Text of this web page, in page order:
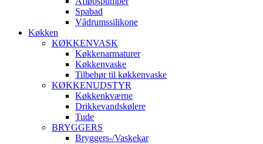
Spabad
Vådrumssilikone
Køkken
KØKKENVASK
Køkkenarmaturer
Køkkenvaske
Tilbehør til køkkenvaske
KØKKENUDSTYR
Køkkenkværne
Drikkevandskølere
Tude
BRYGGERS
Bryggers-/Vaskekar